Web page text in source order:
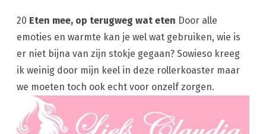
20 Eten mee, op terugweg wat eten Door alle
emoties en warmte kan je wel wat gebruiken, wie is
er niet bijna van zijn stokje gegaan? Sowieso kreeg
ik weinig door mijn keel in deze rollerkoaster maar
we moeten toch ook echt voor onzelf zorgen.